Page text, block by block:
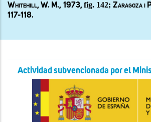
Whitehill, W. M., 1973,fig. 142;Zaragoza i
117-118.
Actividad subvencionada por el